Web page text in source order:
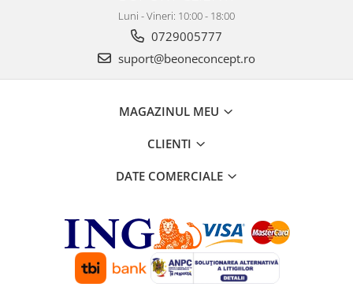
Luni - Vineri: 10:00 - 18:00
0729005777
suport@beoneconcept.ro
MAGAZINUL MEU
CLIENTI
DATE COMERCIALE